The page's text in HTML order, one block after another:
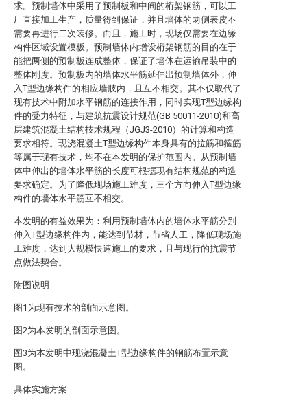
求。预制墙体中采用了预制板和中间的桁架钢筋，可以工
厂直接加工生产，质量得到保证，并且墙体的两侧表皮不
需要再进行二次装修。而且，施工时，现场仅需要在边缘
构件区域设置模板。预制墙体内增设桁架钢筋的目的在于
能把两侧的预制板连成整体，保证了墙体在运输吊装中的
整体刚度。预制板内的墙体水平筋延伸出预制墙体外，伸
入T型边缘构件的相应墙肢内，且互不相交。其不仅取代了
现有技术中附加水平钢筋的连接作用，同时实现T型边缘构
件的受力特征，与建筑抗震设计规范(GB 50011-2010)和高
层建筑混凝土结构技术规程（JGJ3-2010）的计算和构造
要求相符。现浇混凝土T型边缘构件本身具有的拉筋和箍筋
等属于现有技术，均不在本发明的保护范围内。从预制墙
体中伸出的墙体水平筋的长度可根据现有结构规范的构造
要求确定。为了降低现场施工难度，三个方向伸入T型边缘
构件的墙体水平筋互不相交。
本发明的有益效果为：利用预制墙体内的墙体水平筋分别
伸入T型边缘构件内，能达到节材，节省人工，降低现场施
工难度，达到大规模快速施工的要求，且与现行的抗震节
点做法契合。
附图说明
图1为现有技术的剖面示意图。
图2为本发明的剖面示意图。
图3为本发明中现浇混凝土T型边缘构件的钢筋布置示意
图。
具体实施方案